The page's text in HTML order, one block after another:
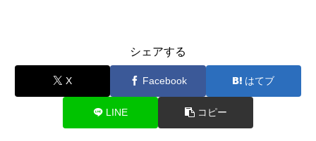
シェアする
X Facebook はてブ
LINE コピー